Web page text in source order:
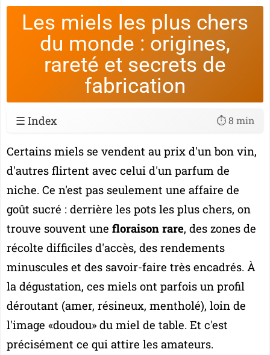
Les miels les plus chers
du monde : origines,
rareté et secrets de
fabrication
☰ Index ⏱️ 8 min
Certains miels se vendent au prix d'un bon vin,
d'autres flirtent avec celui d'un parfum de
niche. Ce n'est pas seulement une affaire de
goût sucré : derrière les pots les plus chers, on
trouve souvent une floraison rare, des zones de
récolte difficiles d'accès, des rendements
minuscules et des savoir-faire très encadrés. À
la dégustation, ces miels ont parfois un profil
déroutant (amer, résineux, mentholé), loin de
l'image «doudou» du miel de table. Et c'est
précisément ce qui attire les amateurs.